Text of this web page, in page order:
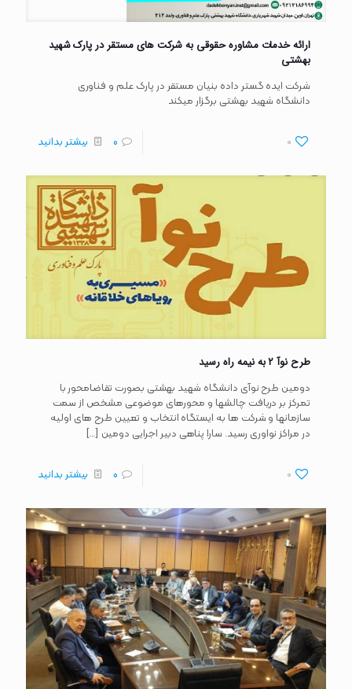
ارائه خدمات مشاوره حقوقی به شرکت های مستقر در پارک شهید
بهشتی
شرکت ایده گستر داده بنیان مستقر در پارک علم و فناوری
دانشگاه شهید بهشتی برگزار میکند
0
0 بیشتر بدانید
طرح نوآ ۲ به نیمه راه رسید
دومین طرح نوآی دانشگاه شهید بهشتی بصورت تقاضامحور با
تمرکز بر دریافت چالشها و محورهای موضوعی مشخص از سمت
سازمانها و شرکت ها به ایستگاه انتخاب و تعیین طرح های اولیه
در مراکز نواوری رسید. سارا پناهی دبیر اجرایی دومین […]
0
0 بیشتر بدانید